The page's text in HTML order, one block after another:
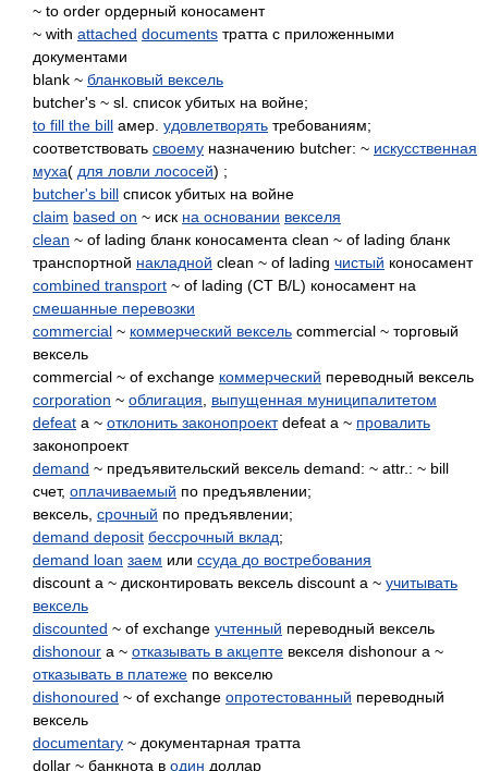
~ to order ордерный коносамент
~ with attached documents тратта с приложенными
документами
blank ~ бланковый вексель
butcher's ~ sl. список убитых на войне;
to fill the bill амер. удовлетворять требованиям;
соответствовать своему назначению butcher: ~ искусственная
муха( для ловли лососей) ;
butcher's bill список убитых на войне
claim based on ~ иск на основании векселя
clean ~ of lading бланк коносамента clean ~ of lading бланк
транспортной накладной clean ~ of lading чистый коносамент
combined transport ~ of lading (CT B/L) коносамент на
смешанные перевозки
commercial ~ коммерческий вексель commercial ~ торговый
вексель
commercial ~ of exchange коммерческий переводный вексель
corporation ~ облигация
выпущенная муниципалитетом
defeat a ~ отклонить законопроектdefeat a ~ провалить
законопроект
demand ~ предъявительский вексель demand: ~ attr.: ~ bill
счет, оплачиваемый по предъявлении;
вексель, срочный по предъявлении;
demand deposit бессрочный вклад;
demand loan заем или ссуда до востребования
discount a ~ дисконтировать вексель discount a ~ учитывать
вексель
discounted ~ of exchange учтенный переводный вексель
dishonour a ~ отказывать в акцепте векселя dishonour a ~
отказывать в платеже по векселю
dishonoured ~ of exchange опротестованный переводный
вексель
documentary ~ документарная тратта
dollar ~ банкнота в один доллар